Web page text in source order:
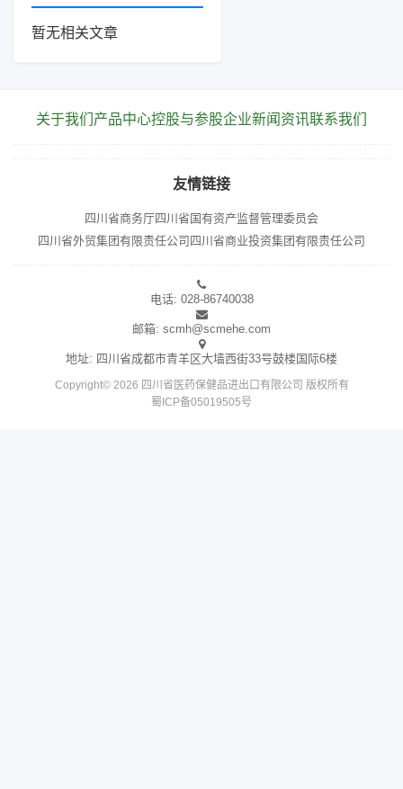
暂无相关文章
关于我们 产品中心控股与参股企业新闻资讯联系我们
友情链接
四川省商务厅四川省国有资产监督管理委员会
四川省外贸集团有限责任公司 四川省商业投资集团有限责任公司
电话: 028-86740038
邮箱: scmh@scmehe.com
地址: 四川省成都市青羊区大墙西街33号鼓楼国际6楼
Copyright© 2026 四川省医药保健品进出口有限公司 版权所有
蜀ICP备05019505号